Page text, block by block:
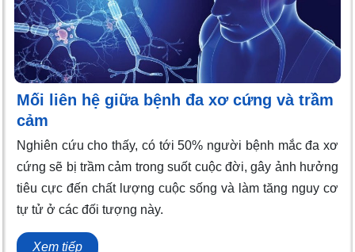
Mối liên hệ giữa bệnh đa xơ cứng và trầm
cảm
Nghiên cứu cho thấy, có tới 50% người bệnh mắc đa xơ
cứng sẽ bị trầm cảm trong suốt cuộc đời, gây ảnh hưởng
tiêu cực đến chất lượng cuộc sống và làm tăng nguy cơ
tự tử ở các đối tượng này.
Xem tiếp